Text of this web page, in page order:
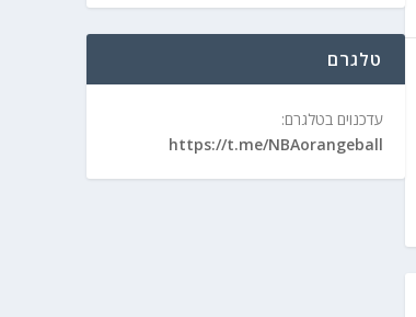
טלגרם
עדכנוים בטלגרם:
https://t.me/NBAorangeball